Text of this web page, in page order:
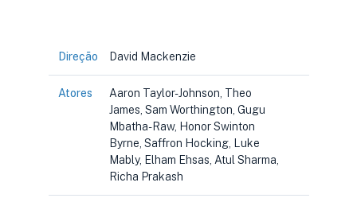
Direção David Mackenzie
Atores
Aaron Taylor-Johnson, Theo
James, Sam Worthington, Gugu
Mbatha-Raw, Honor Swinton
Byrne, Saffron Hocking, Luke
Mably, Elham Ehsas, Atul Sharma,
Richa Prakash